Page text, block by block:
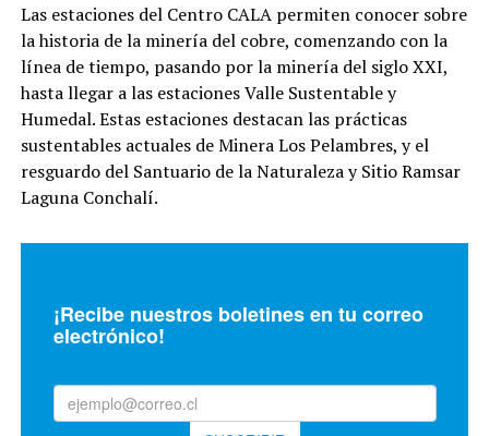
Las estaciones del Centro CALA permiten conocer sobre
la historia de la minería del cobre, comenzando con la
línea de tiempo, pasando por la minería del siglo XXI,
hasta llegar a las estaciones Valle Sustentable y
Humedal. Estas estaciones destacan las prácticas
sustentables actuales de Minera Los Pelambres, y el
resguardo del Santuario de la Naturaleza y Sitio Ramsar
Laguna Conchalí.